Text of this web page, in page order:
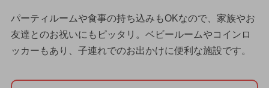
パーティルームや食事の持ち込みもOKなので、家族やお
友達とのお祝いにもピッタリ。ベビールームやコインロ
ッカーもあり、子連れでのお出かけに便利な施設です。